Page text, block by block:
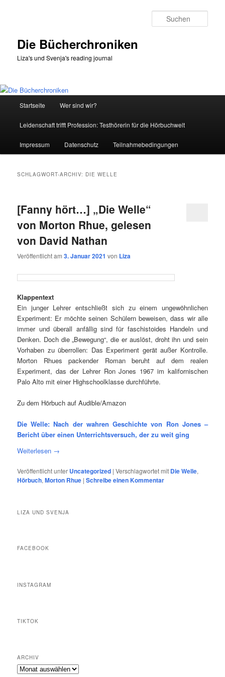
Die Bücherchroniken
Liza's und Svenja's reading journal
Startseite Wer sind wir?
Leidenschaft trifft Profession: Testhörerin für die Hörbuchwelt
Impressum Datenschutz Teilnahmebedingungen
SCHLAGWORT-ARCHIV: DIE WELLE
[Fanny hört…] „Die Welle“
von Morton Rhue, gelesen
von David Nathan
Veröffentlicht am3. Januar 2021 von Liza
Klappentext
Ein junger Lehrer entschließt sich zu einem ungewöhnlichen
Experiment: Er möchte seinen Schülern beweisen, dass wir alle
immer und überall anfällig sind für faschistoides Handeln und
Denken. Doch die „Bewegung“, die er auslöst, droht ihn und sein
Vorhaben zu überrollen: Das Experiment gerät außer Kontrolle.
Morton Rhues packender Roman beruht auf dem realen
Experiment, das der Lehrer Ron Jones 1967 im kalifornischen
Palo Alto mit einer Highschoolklasse durchführte.
Zu dem Hörbuch auf Audible/Amazon
Die Welle: Nach der wahren Geschichte von Ron Jones –
Bericht über einen Unterrichtsversuch, der zu weit ging
Weiterlesen →
Veröffentlicht unter Uncategorized |Verschlagwortet mit Die Welle,
Hörbuch,Morton Rhue |Schreibe einen Kommentar
LIZA UND SVENJA
FACEBOOK
INSTAGRAM
TIKTOK
ARCHIV
Archiv